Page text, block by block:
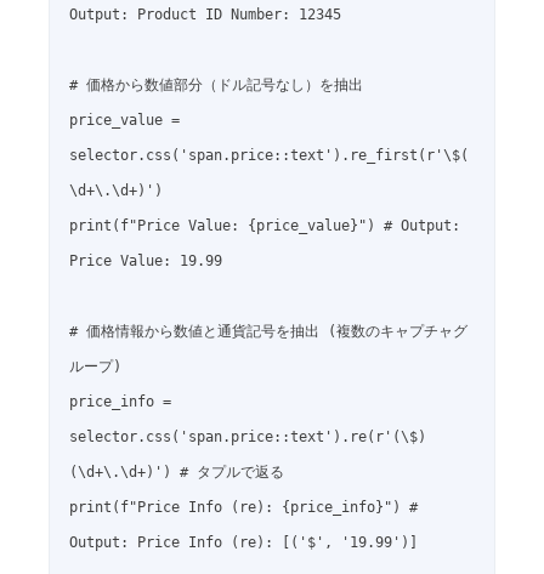
Output: Product ID Number: 12345
# 価格から数値部分（ドル記号なし）を抽出
price_value =
selector.css('span.price::text').re_first(r'\$(
\d+\.\d+)')
print(f"Price Value: {price_value}") # Output:
Price Value: 19.99
# 価格情報から数値と通貨記号を抽出 (複数のキャプチャグ
ループ)
price_info =
selector.css('span.price::text').re(r'(\$)
(\d+\.\d+)') # タプルで返る
print(f"Price Info (re): {price_info}") #
Output: Price Info (re): [('$', '19.99')]